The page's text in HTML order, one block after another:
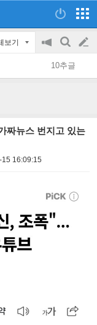
보기
공
지
on/off
검
색
글
쓰
10추글
짜뉴스 번지고 있는
16:09:15